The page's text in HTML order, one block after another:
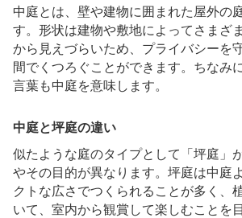
中庭とは、壁や建物に囲まれた屋外の
す。形状は建物や敷地によってさまざ
から見えづらいため、プライバシーを
間でくつろぐことができます。ちなみ
言葉も中庭を意味します。
中庭と坪庭の違い
似たような庭のタイプとして「坪庭」
やその目的が異なります。坪庭は中庭
クトな広さでつくられることが多く、
いて、室内から観賞して楽しむことを